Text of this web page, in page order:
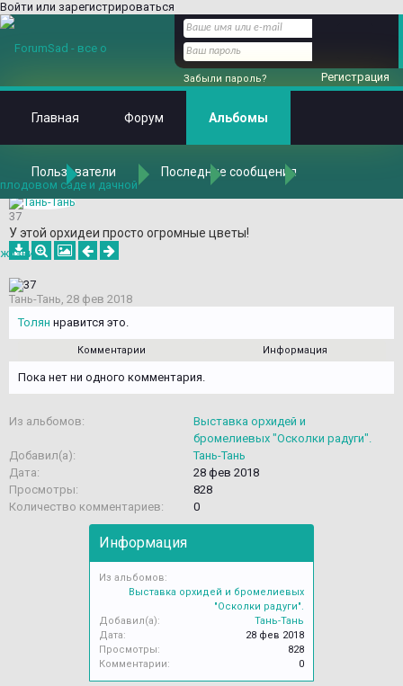
Войти или зарегистрироваться
Главная Альбомы Альбомы
Тань-Тань
37
У этой орхидеи просто огромные цветы!
Тань-Тань, 28 фев 2018
Толян нравится это.
Комментарии Информация
Пока нет ни одного комментария.
Из альбомов:
Выставка орхидей и
бромелиевых "Осколки радуги".
Добавил(а):
Тань-Тань
Дата:
28 фев 2018
Просмотры:
828
Количество комментариев:
0
Информация
Из альбомов:
Выставка орхидей и бромелиевых
"Осколки радуги".
Добавил(а):
Тань-Тань
Дата:
28 фев 2018
Просмотры:
828
Комментарии:
0
Забыли пароль? Регистрация
Главная Форум Альбомы
Пользователи Последние сообщения